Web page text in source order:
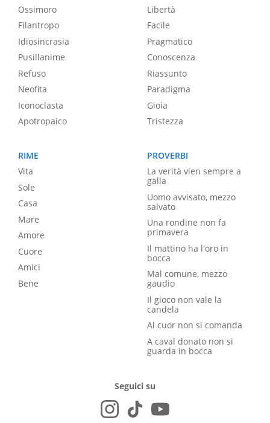
Ossimoro
Filantropo
Idiosincrasia
Pusillanime
Refuso
Neofita
Iconoclasta
Apotropaico
Libertà
Facile
Pragmatico
Conoscenza
Riassunto
Paradigma
Gioia
Tristezza
RIME
Vita
Sole
Casa
Mare
Amore
Cuore
Amici
Bene
PROVERBI
La verità vien sempre a
galla
Uomo avvisato, mezzo
salvato
Una rondine non fa
primavera
Il mattino ha l'oro in
bocca
Mal comune, mezzo
gaudio
Il gioco non vale la
candela
Al cuor non si comanda
A caval donato non si
guarda in bocca
Seguici su